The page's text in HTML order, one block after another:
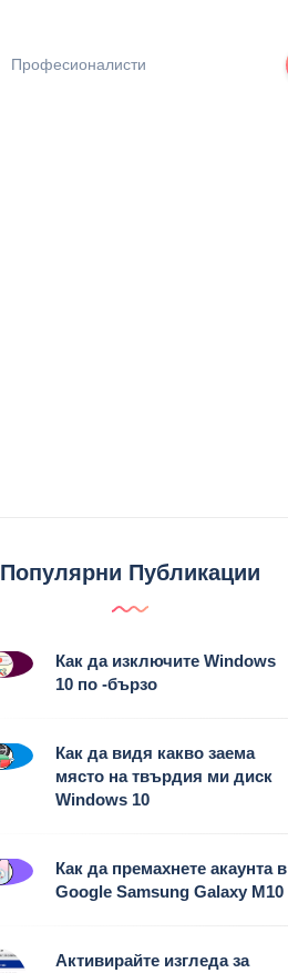
Професионалисти
Популярни Публикации
Как да изключите Windows
10 по -бързо
Как да видя какво заема
място на твърдия ми диск
Windows 10
Как да премахнете акаунта в
Google Samsung Galaxy M10
Активирайте изгледа за